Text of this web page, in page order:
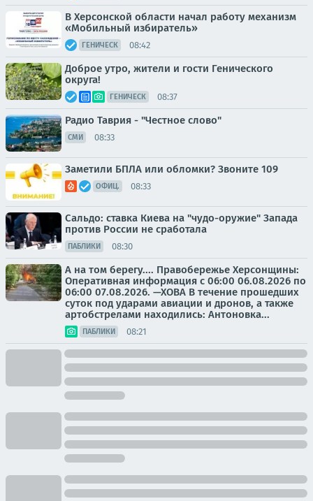
В Херсонской области начал работу механизм
«Мобильный избиратель»
ГЕНИЧЕСК 08:42
Доброе утро, жители и гости Генического
округа!
ГЕНИЧЕСК 08:37
Радио Таврия - "Честное слово"
СМИ 08:33
Заметили БПЛА или обломки? Звоните 109
ОФИЦ. 08:33
Сальдо: ставка Киева на "чудо-оружие" Запада
против России не сработала
ПАБЛИКИ 08:30
А на том берегу.... Правобережье Херсонщины:
Оперативная информация с 06:00 06.08.2026 по
06:00 07.08.2026. —ХОВА В течение прошедших
суток под ударами авиации и дронов, а также
артобстрелами находились: Антоновка...
ПАБЛИКИ 08:21